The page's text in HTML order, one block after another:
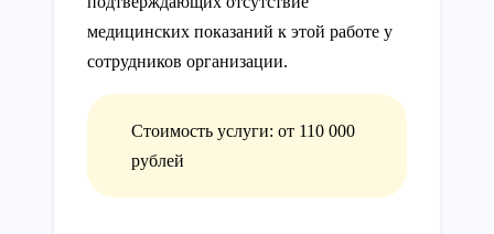
медицинских показаний к этой работе у
сотрудников организации.
Стоимость услуги: от 110 000
рублей